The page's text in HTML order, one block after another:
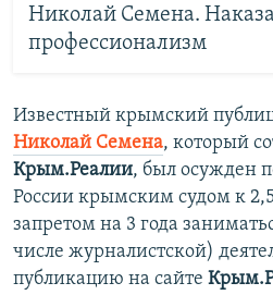
Николай Семена.
профессионализм
Известный крымский
Николай Семена, который
Крым.Реалии, был осужден
России крымским судом к
запретом на 3 года
числе журналистской)
публикацию на сайте